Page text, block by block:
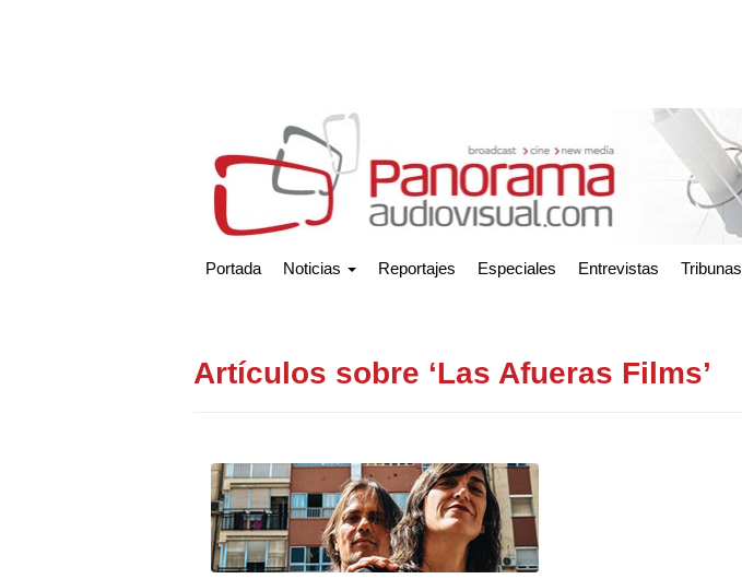
Portada Noticias Reportajes Especiales Entrevistas Tribunas
Artículos sobre ‘Las Afueras Films’